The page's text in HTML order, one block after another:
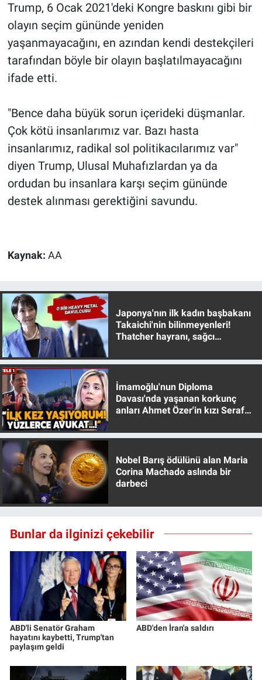
Trump, 6 Ocak 2021'deki Kongre baskını gibi bir
olayın seçim gününde yeniden
yaşanmayacağını, en azından kendi destekçileri
tarafından böyle bir olayın başlatılmayacağını
ifade etti.
"Bence daha büyük sorun içerideki düşmanlar.
Çok kötü insanlarımız var. Bazı hasta
insanlarımız, radikal sol politikacılarımız var"
diyen Trump, Ulusal Muhafızlardan ya da
ordudan bu insanlara karşı seçim gününde
destek alınması gerektiğini savundu.
Kaynak: AA
Japonya'nın ilk kadın başbakanı
Takaichi'nin bilinmeyenleri!
Thatcher hayranı, sağcı
İmamoğlu'nun Diploma
Davası'nda yaşanan korkunç
anları Ahmet Özer'in kızı Seraf
Nobel Barış ödülünü alan Maria
Corina Machado aslında bir
darbeci
Bunlar da ilginizi çekebilir
ABD'li Senatör Graham
hayatını kaybetti, Trump'tan
paylaşım geldi
ABD'den İran'a saldırı
İlan
Kimdir
Koronavirüs
Ne demişti
Nedir
Popüler
Sağlık
Teknoloji
Türkiye'nin Geleceği
Türkiye'nin Gündemi
Yerel Gündem
Yerel Yaşam
Canlı Yayın